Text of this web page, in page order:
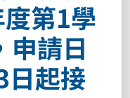
第1學
申請日
起接